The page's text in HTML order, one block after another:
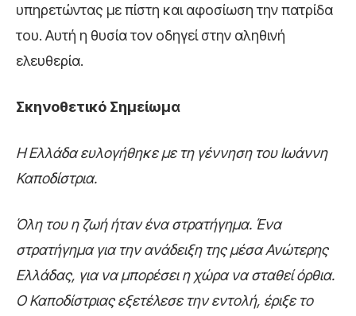
υπηρετώντας με πίστη και αφοσίωση την πατρίδα
του. Αυτή η θυσία τον οδηγεί στην αληθινή
ελευθερία.
Σκηνοθετικό Σημείωμα
Η Ελλάδα ευλογήθηκε με τη γέννηση του Ιωάννη
Καποδίστρια.
Όλη του η ζωή ήταν ένα στρατήγημα. Ένα
στρατήγημα για την ανάδειξη της μέσα Ανώτερης
Ελλάδας, για να μπορέσει η χώρα να σταθεί όρθια.
Ο Καποδίστριας εξετέλεσε την εντολή, έριξε το